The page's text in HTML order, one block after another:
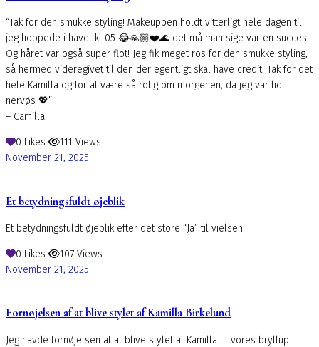
“Tak for den smukke styling! Makeuppen holdt vitterligt hele dagen til
jeg hoppede i havet kl 05 😂🙏🏼❤️🌊 det må man sige var en succes!
Og håret var også super flot! Jeg fik meget ros for den smukke styling,
så hermed videregivet til den der egentligt skal have credit. Tak for det
hele Kamilla og for at være så rolig om morgenen, da jeg var lidt
nervøs 💖”
– Camilla
0 Likes 111 Views
November 21, 2025
Et betydningsfuldt øjeblik
Et betydningsfuldt øjeblik efter det store “Ja” til vielsen.
0 Likes 107 Views
November 21, 2025
Fornøjelsen af at blive stylet af Kamilla Birkelund
Jeg havde fornøjelsen af at blive stylet af Kamilla til vores bryllup.